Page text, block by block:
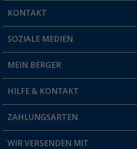
KONTAKT
Du hast eine Frage?
Filiale finden
SOZIALE MEDIEN
MEIN BERGER
Vorteilskarte
Blog
HILFE & KONTAKT
FAQ & Kontakt
Versandinformationen
ZAHLUNGSARTEN
WIR VERSENDEN MIT